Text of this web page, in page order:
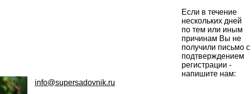
Если в течение
нескольких дней
по тем или иным
причинам Вы не
получили письмо с
подтверждением
регистрации -
напишите нам:
info@supersadovnik.ru